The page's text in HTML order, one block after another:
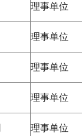
理事单位
理事单位
理事单位
理事单位
理事单位